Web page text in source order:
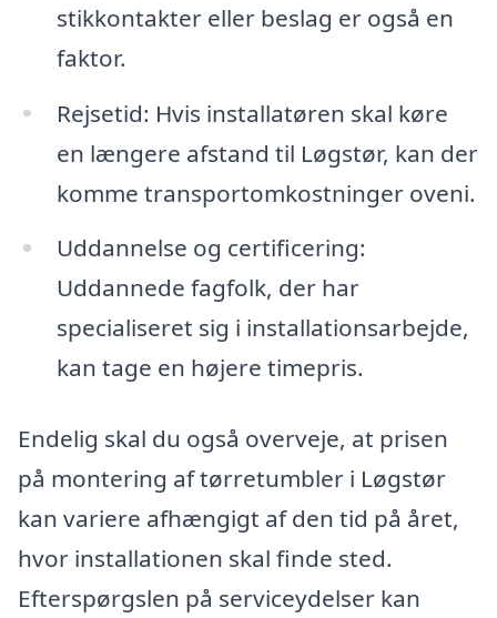
stikkontakter eller beslag er også en
faktor.
Rejsetid: Hvis installatøren skal køre
en længere afstand til Løgstør, kan der
komme transportomkostninger oveni.
Uddannelse og certificering:
Uddannede fagfolk, der har
specialiseret sig i installationsarbejde,
kan tage en højere timepris.
Endelig skal du også overveje, at prisen
på montering af tørretumbler i Løgstør
kan variere afhængigt af den tid på året,
hvor installationen skal finde sted.
Efterspørgslen på serviceydelser kan